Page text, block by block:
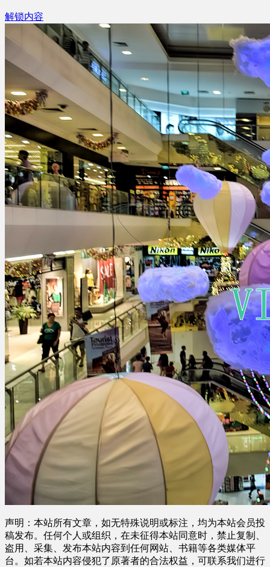
解锁内容
声明：本站所有文章，如无特殊说明或标注，均为本站会员投
稿发布。任何个人或组织，在未征得本站同意时，禁止复制、
盗用、采集、发布本站内容到任何网站、书籍等各类媒体平
台。如若本站内容侵犯了原著者的合法权益，可联系我们进行